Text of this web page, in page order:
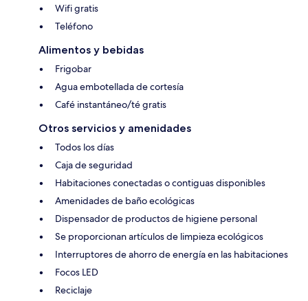
Wifi gratis
Teléfono
Alimentos y bebidas
Frigobar
Agua embotellada de cortesía
Café instantáneo/té gratis
Otros servicios y amenidades
Todos los días
Caja de seguridad
Habitaciones conectadas o contiguas disponibles
Amenidades de baño ecológicas
Dispensador de productos de higiene personal
Se proporcionan artículos de limpieza ecológicos
Interruptores de ahorro de energía en las habitaciones
Focos LED
Reciclaje